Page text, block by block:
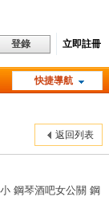
登錄 立即註冊
快捷導航
返回列表
鋼琴酒吧女公關 鋼